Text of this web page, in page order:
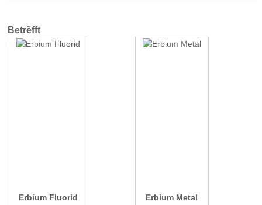
Betrëfft
Erbium Fluorid Erbium Metal